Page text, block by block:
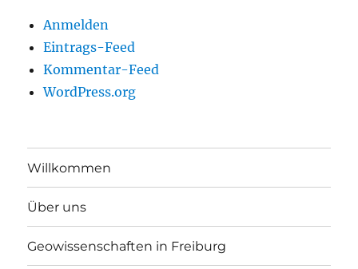
Anmelden
Eintrags-Feed
Kommentar-Feed
WordPress.org
Willkommen
Über uns
Geowissenschaften in Freiburg